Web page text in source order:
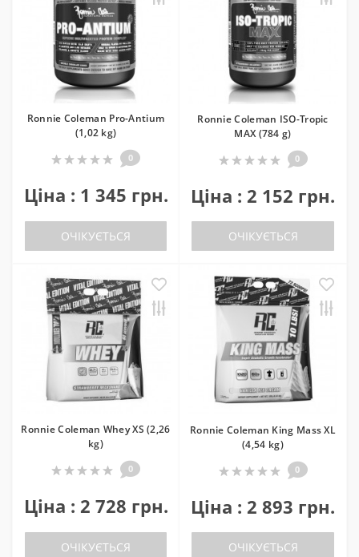
Ronnie Coleman Pro-Antium
(1,02 kg)
0
Ціна : 1 345 грн.
ОЧІКУЄТЬСЯ
Ronnie Coleman ISO-Tropic
MAX (784 g)
0
Ціна : 2 152 грн.
ОЧІКУЄТЬСЯ
Ronnie Coleman Whey XS (2,26
kg)
0
Ціна : 2 728 грн.
ОЧІКУЄТЬСЯ
Ronnie Coleman King Mass XL
(4,54 kg)
0
Ціна : 2 893 грн.
ОЧІКУЄТЬСЯ